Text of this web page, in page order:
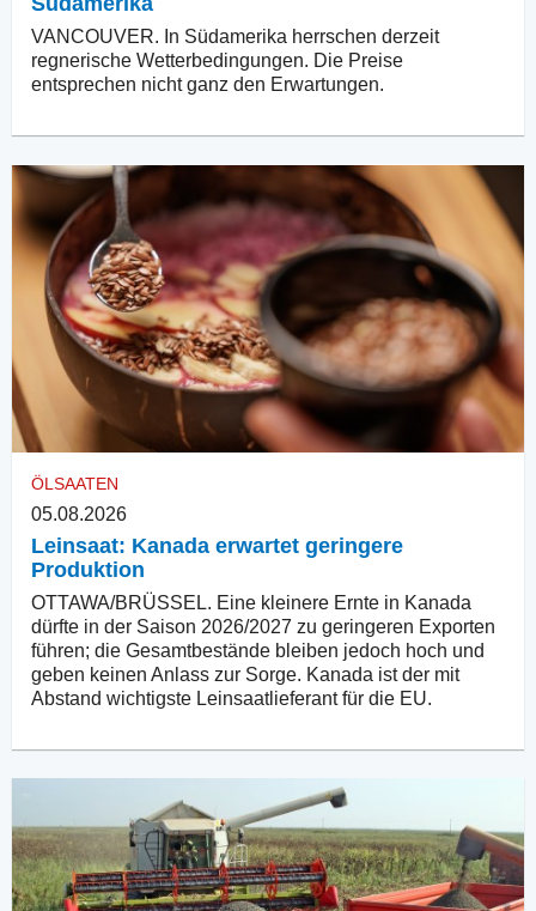
VANCOUVER. In Südamerika herrschen derzeit
regnerische Wetterbedingungen. Die Preise
entsprechen nicht ganz den Erwartungen.
ÖLSAATEN
05.08.2026
Leinsaat: Kanada erwartet geringere
Produktion
OTTAWA/BRÜSSEL. Eine kleinere Ernte in Kanada
dürfte in der Saison 2026/2027 zu geringeren Exporten
führen; die Gesamtbestände bleiben jedoch hoch und
geben keinen Anlass zur Sorge. Kanada ist der mit
Abstand wichtigste Leinsaatlieferant für die EU.